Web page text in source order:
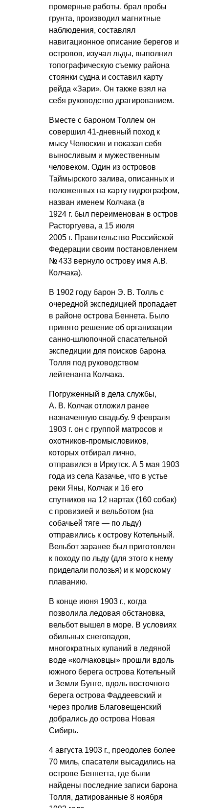
промерные работы, брал пробы
грунта, производил магнитные
наблюдения, составлял
навигационное описание берегов и
островов, изучал льды, выполнил
топографическую съемку района
стоянки судна и составил карту
рейда «Зари». Он также взял на
себя руководство драгированием.
Вместе с бароном Толлем он
совершил 41-дневный поход к
мысу Челюскин и показал себя
выносливым и мужественным
человеком. Один из островов
Таймырского залива, описанных и
положенных на карту гидрографом,
назван именем Колчака (в
1924 г. был переименован в остров
Расторгуева, а 15 июля
2005 г. Правительство Российской
Федерации своим постановлением
№ 433 вернуло острову имя А.В.
Колчака).
В 1902 году барон Э. В. Толль с
очередной экспедицией пропадает
в районе острова Беннета. Было
принято решение об организации
санно-шлюпочной спасательной
экспедиции для поисков барона
Толля под руководством
лейтенанта Колчака.
Погруженный в дела службы,
А. В. Колчак отложил ранее
назначенную свадьбу. 9 февраля
1903 г. он с группой матросов и
охотников-промысловиков,
которых отбирал лично,
отправился в Иркутск. А 5 мая 1903
года из села Казачье, что в устье
реки Яны, Колчак и 16 его
спутников на 12 нартах (160 собак)
с провизией и вельботом (на
собачьей тяге — по льду)
отправились к острову Котельный.
Вельбот заранее был приготовлен
к походу по льду (для этого к нему
приделали полозья) и к морскому
плаванию.
В конце июня 1903 г., когда
позволила ледовая обстановка,
вельбот вышел в море. В условиях
обильных снегопадов,
многократных купаний в ледяной
воде «колчаковцы» прошли вдоль
южного берега острова Котельный
и Земли Бунге, вдоль восточного
берега острова Фаддеевский и
через пролив Благовещенский
добрались до острова Новая
Сибирь.
4 августа 1903 г., преодолев более
70 миль, спасатели высадились на
острове Беннетта, где были
найдены последние записи барона
Толля, датированные 8 ноября